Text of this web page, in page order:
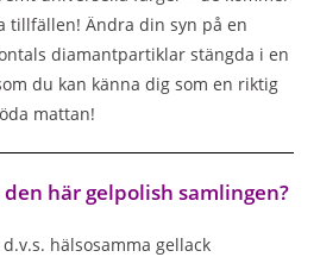
tillfällen! Ändra din syn på en
diamantpartiklar stängda i en
du kan känna dig som en riktig
mattan!
här gelpolish samlingen?
hälsosamma gellack